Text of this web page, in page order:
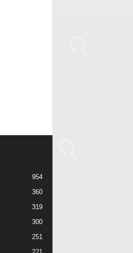
954
360
319
300
251